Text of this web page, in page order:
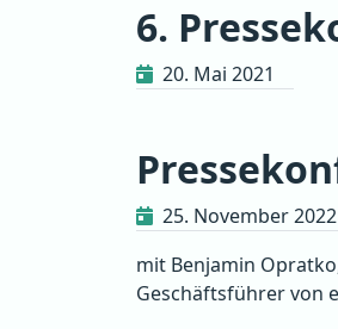
6.
20. Mai 2021
25. November 2022
mit Benjamin
Geschäftsführer von